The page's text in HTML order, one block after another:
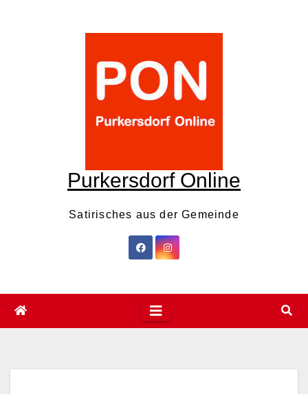
Purkersdorf Online
Satirisches aus der Gemeinde